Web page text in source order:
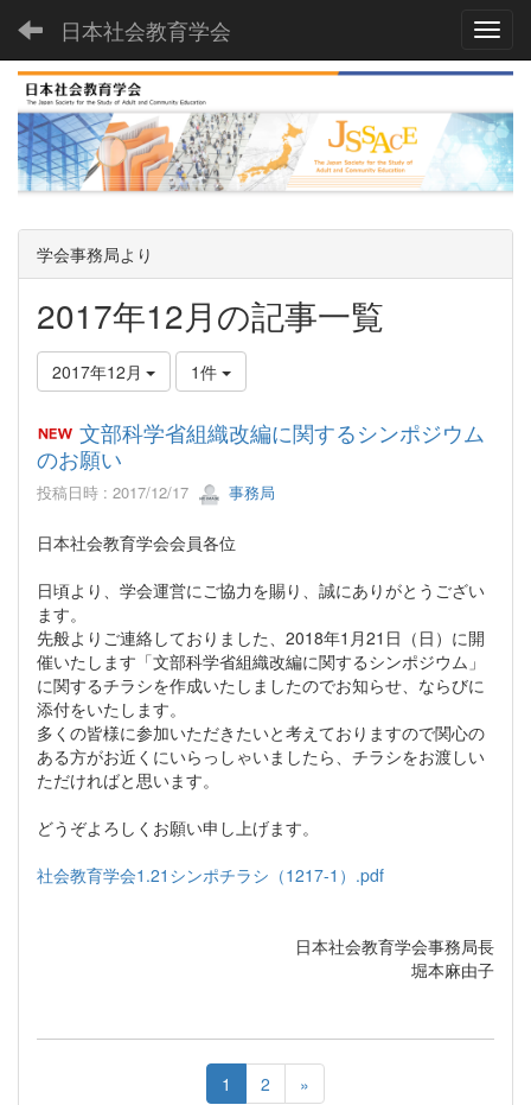
日本社会教育学会
学会事務局より
2017年12月の記事一覧
2017年12月 1件
文部科学省組織改編に関するシンポジウム
のお願い
投稿日時 : 2017/12/17 事務局
日本社会教育学会会員各位
日頃より、学会運営にご協力を賜り、誠にありがとうござい
ます。
先般よりご連絡しておりました、2018年1月21日（日）に開
催いたします「文部科学省組織改編に関するシンポジウム」
に関するチラシを作成いたしましたのでお知らせ、ならびに
添付をいたします。
多くの皆様に参加いただきたいと考えておりますので関心の
ある方がお近くにいらっしゃいましたら、チラシをお渡しい
ただければと思います。
どうぞよろしくお願い申し上げます。
社会教育学会1.21シンポチラシ（1217-1）.pdf
日本社会教育学会事務局長
堀本麻由子
1 2 »